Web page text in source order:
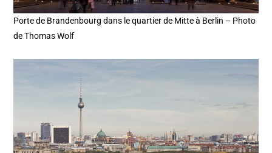
Porte de Brandenbourg dans le quartier de Mitte à Berlin – Photo
de Thomas Wolf